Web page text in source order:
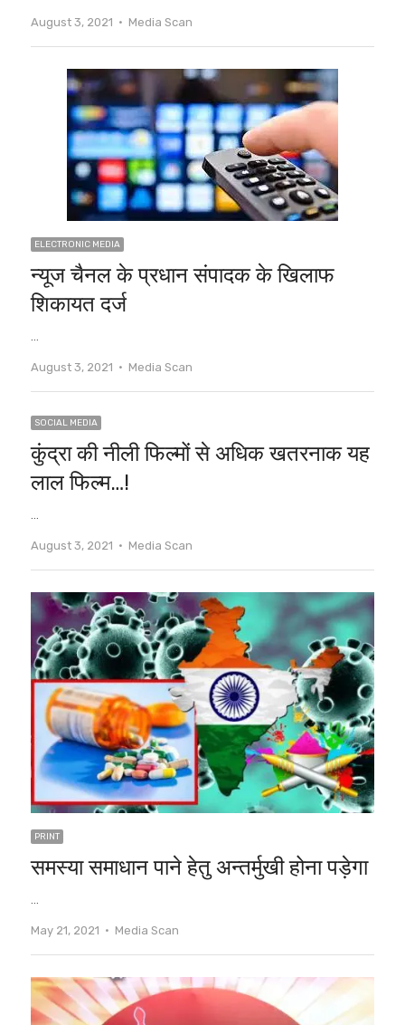
August 3, 2021 Author
Media Scan
ELECTRONIC MEDIA
न्यूज चैनल के प्रधान संपादक के खिलाफ
शिकायत दर्ज
…
August 3, 2021 Author
Media Scan
SOCIAL MEDIA
कुंद्रा की नीली फिल्मों से अधिक खतरनाक यह
लाल फिल्म…!
…
August 3, 2021 Author
Media Scan
PRINT
समस्या समाधान पाने हेतु अन्तर्मुखी होना पड़ेगा
May 21, 2021 Author
Media Scan